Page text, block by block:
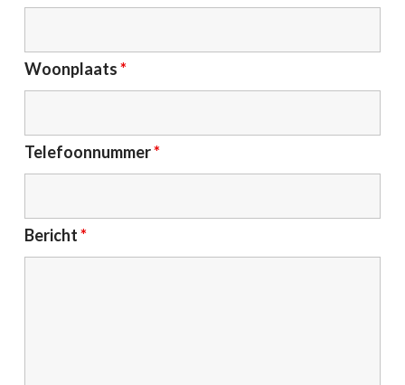
Woonplaats*
Telefoonnummer*
Bericht*